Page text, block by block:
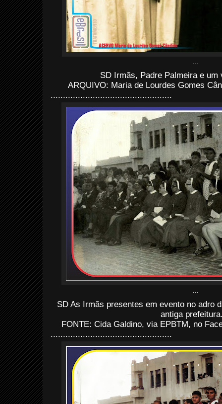
SD Irmãs, Padre Palmeira e
ARQUIVO: Maria de Lourdes Gomes
.................................................
...
SD As Irmãs presentes em evento no adro
antiga
FONTE: Cida Galdino, via EPBTM, no
.................................................